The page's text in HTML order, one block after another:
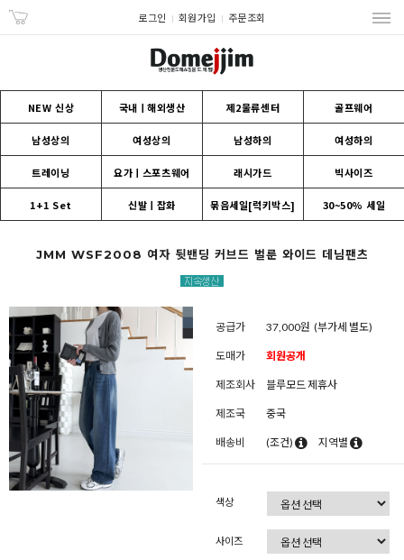
로그인 회원가입 주문조회
NEW 신상 국내ㅣ해외생산 제2물류센터 골프웨어
남성상의 여성상의 남성하의 여성하의
트레이닝 요가ㅣ스포츠웨어 래시가드 빅사이즈
1+1 Set 신발ㅣ잡화 묶음세일[럭키박스] 30~50% 세일
JMM WSF2008 여자 뒷밴딩 커브드 벌룬 와이드 데님팬츠
공급가 37,000원 (부가세 별도)
도매가 회원공개
제조회사 블루모드 제휴사
제조국 중국
배송비 (조건) 지역별
색상
사이즈